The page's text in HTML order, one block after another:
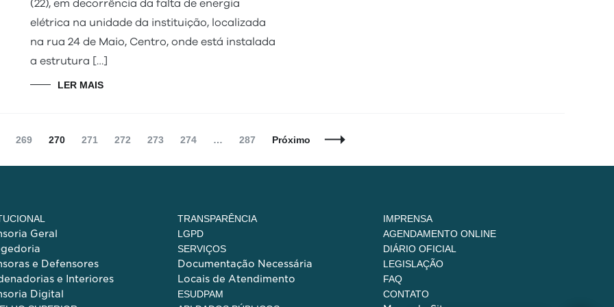
(22), em decorrência da falta de energia
elétrica na unidade da instituição, localizada
na rua 24 de Maio, Centro, onde está instalada
a estrutura […]
LER MAIS
Página
269 Página
270 Página
271 Página
272 Página
273 Página
274 … Página
287 Próximo
Geral
e Defensores
e Interiores
Digital
TRANSPARÊNCIA
LGPD
SERVIÇOS
Documentação Necessária
Locais de Atendimento
ESUDPAM
IMPRENSA
AGENDAMENTO ONLINE
DIÁRIO OFICIAL
LEGISLAÇÃO
FAQ
CONTATO